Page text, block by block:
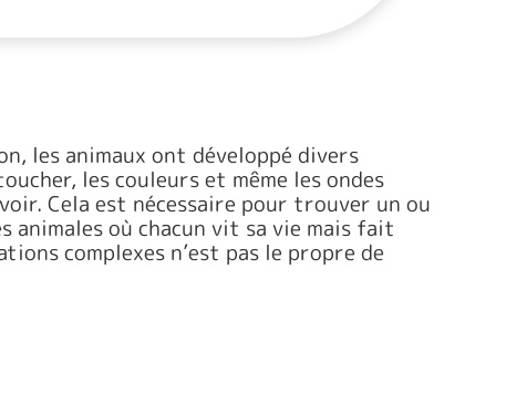
les animaux ont développé divers
les couleurs et même les ondes
Cela est nécessaire pour trouver un ou
où chacun vit sa vie mais fait
complexes n’est pas le propre de